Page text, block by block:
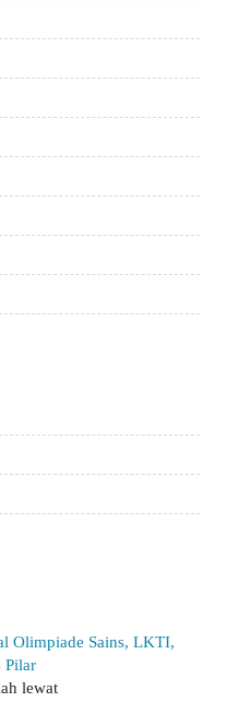
Olimpiade Sains, LKTI,
Pilar
lewat